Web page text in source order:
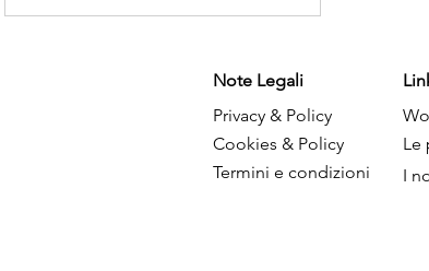
Note Legali
Privacy & Policy
Cookies & Policy
Termini e condizioni
Le
I